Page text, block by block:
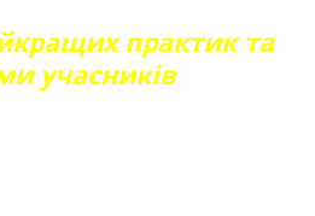
практик та
учасників